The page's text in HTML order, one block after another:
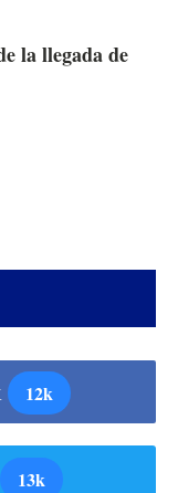
la llegada de
12k
13k